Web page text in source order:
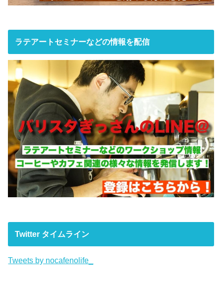
ラテアートセミナーなどの情報を配信
Twitter タイムライン
Tweets by nocafenolife_